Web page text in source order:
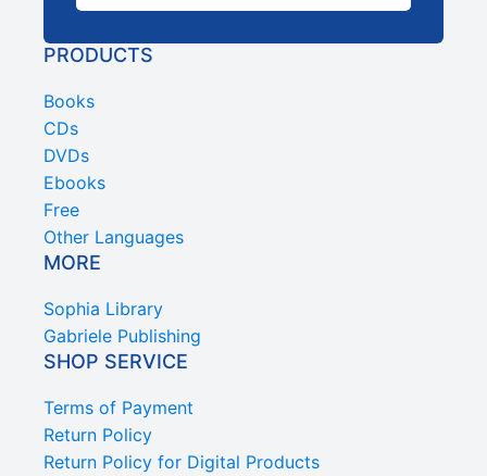
PRODUCTS
Books
CDs
DVDs
Ebooks
Free
Other Languages
MORE
Sophia Library
Gabriele Publishing
SHOP SERVICE
Terms of Payment
Return Policy
Return Policy for Digital Products